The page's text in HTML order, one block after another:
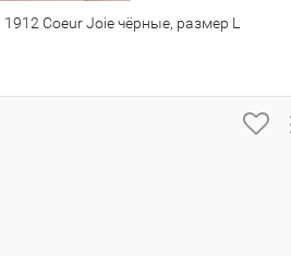
Coeur Joie чёрные, размер L